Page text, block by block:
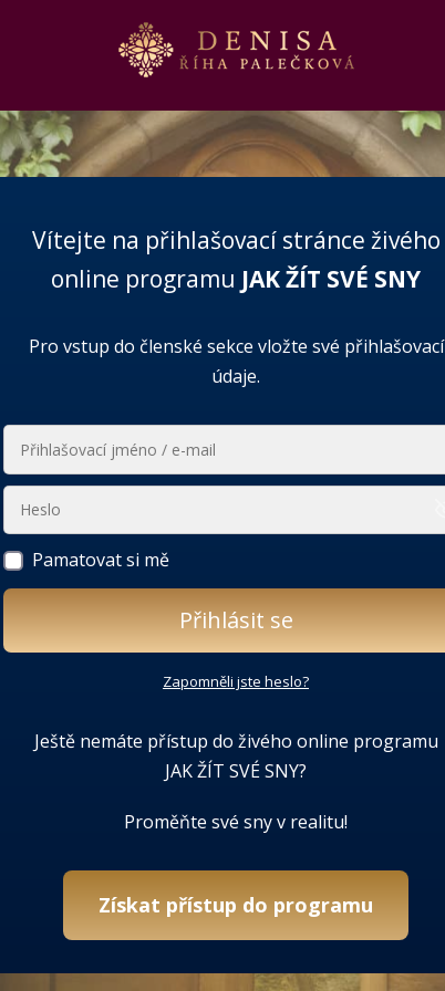
Vítejte na přihlašovací stránce živého
online programu JAK ŽÍT SVÉ SNY
Pro vstup do členské sekce vložte své přihlašovací
údaje.
Pamatovat si mě
Přihlásit se
Zapomněli jste heslo?
Ještě nemáte přístup do živého online programu
JAK ŽÍT SVÉ SNY?
Proměňte své sny v realitu!
Získat přístup do programu